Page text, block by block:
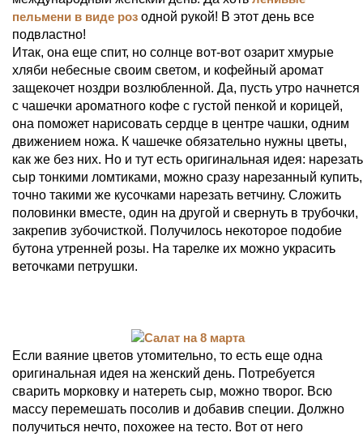
пельмени в виде роз одной рукой! В этот день все
подвластно!
Итак, она еще спит, но солнце вот-вот озарит хмурые
хляби небесные своим светом, и кофейный аромат
защекочет ноздри возлюбленной. Да, пусть утро начнется
с чашечки ароматного кофе с густой пенкой и корицей,
она поможет нарисовать сердце в центре чашки, одним
движением ножа. К чашечке обязательно нужны цветы,
как же без них. Но и тут есть оригинальная идея: нарезать
сыр тонкими ломтиками, можно сразу нарезанный купить,
точно такими же кусочками нарезать ветчину. Сложить
половинки вместе, один на другой и свернуть в трубочки,
закрепив зубочисткой. Получилось некоторое подобие
бутона утренней розы. На тарелке их можно украсить
веточками петрушки.
Если ваяние цветов утомительно, то есть еще одна
оригинальная идея на женский день. Потребуется
сварить морковку и натереть сыр, можно творог. Всю
массу перемешать посолив и добавив специи. Должно
получиться нечто, похожее на тесто. Вот от него